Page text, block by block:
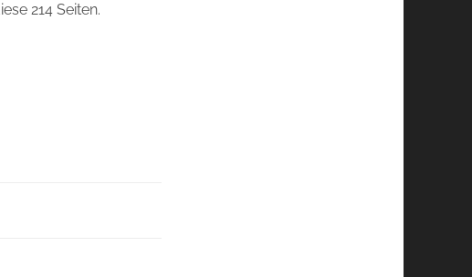
214 Seiten.